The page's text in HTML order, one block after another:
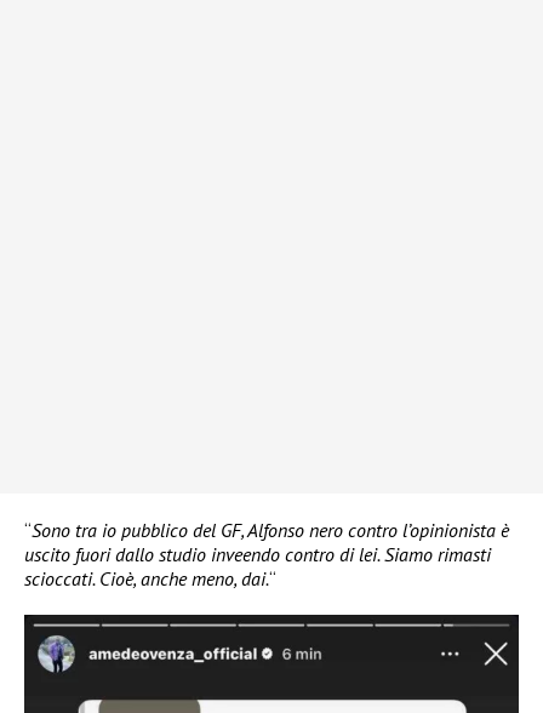
“Sono tra io pubblico del GF, Alfonso nero contro l’opinionista è
uscito fuori dallo studio inveendo contro di lei. Siamo rimasti
scioccati. Cioè, anche meno, dai.“